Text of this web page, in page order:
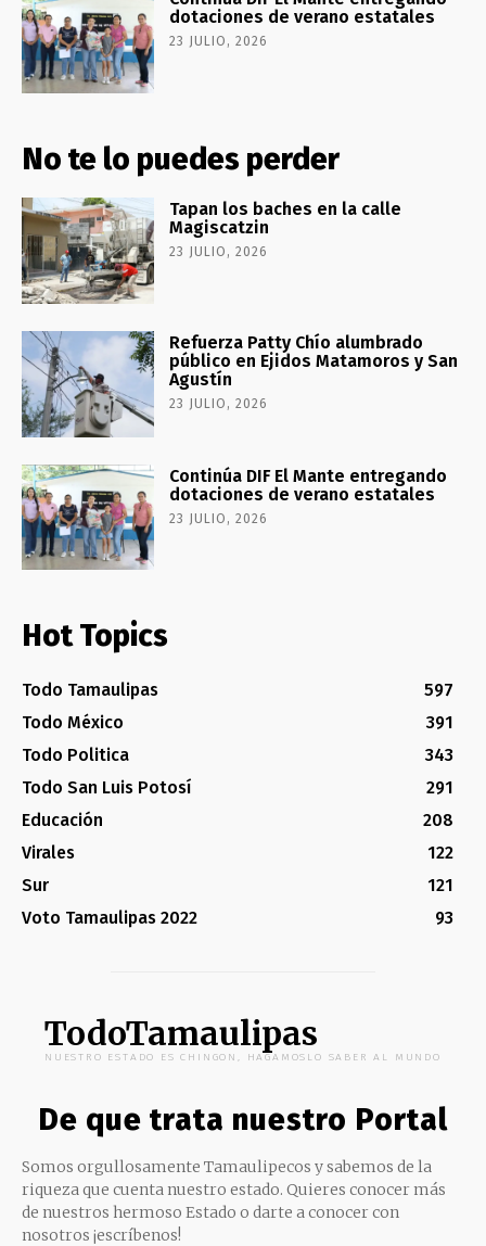
dotaciones de verano estatales
23 JULIO, 2026
No te lo puedes perder
Tapan los baches en la calle
Magiscatzin
23 JULIO, 2026
Refuerza Patty Chío alumbrado
público en Ejidos Matamoros y San
Agustín
23 JULIO, 2026
Continúa DIF El Mante entregando
dotaciones de verano estatales
23 JULIO, 2026
Hot Topics
Todo Tamaulipas
597
Todo México
391
Todo Politica
343
Todo San Luis Potosí
291
Educación
208
Virales
122
Sur
121
Voto Tamaulipas 2022
93
TodoTamaulipas
NUESTRO ESTADO ES CHINGON, HAGAMOSLO SABER AL MUNDO
De que trata nuestro Portal
Somos orgullosamente Tamaulipecos y sabemos de la
riqueza que cuenta nuestro estado. Quieres conocer más
de nuestros hermoso Estado o darte a conocer con
nosotros ¡escríbenos!